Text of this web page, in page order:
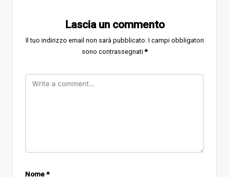
Lascia un commento
Il tuo indirizzo email non sarà pubblicato. I campi obbligatori
sono contrassegnati*
Nome*